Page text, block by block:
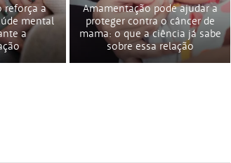
reforça a
mental
a
Amamentação pode ajudar a
proteger contra o câncer de
mama: o que a ciência já sabe
sobre essa relação